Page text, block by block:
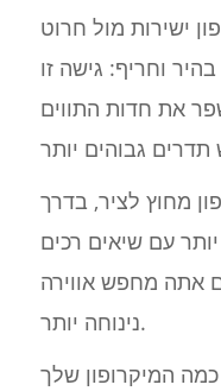
ישירות מול חרוט
וחריף: גישה זו
את חדות התווים
מחוץ לציר, בדרך
עם שיאים רכים
אתה מחפש אווירה
נינוחה יותר.
המיקרופון שלך